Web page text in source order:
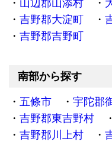
山辺郡山添村
吉野郡大淀町
吉野郡吉野町
南部から探す
五條市 宇陀郡
吉野郡東吉野村
吉野郡川上村